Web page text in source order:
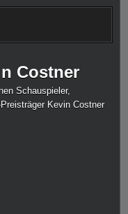
Costner
Schauspieler,
Kevin Costner